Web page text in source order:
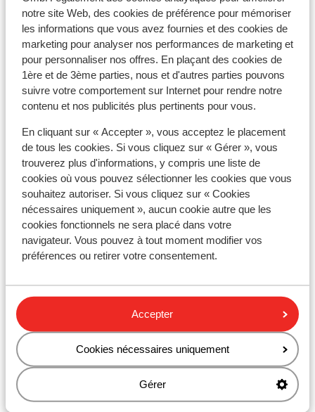
notre site Web, des cookies de préférence pour mémoriser
les informations que vous avez fournies et des cookies de
marketing pour analyser nos performances de marketing et
pour personnaliser nos offres. En plaçant des cookies de
1ère et de 3ème parties, nous et d'autres parties pouvons
suivre votre comportement sur Internet pour rendre notre
contenu et nos publicités plus pertinents pour vous.
En cliquant sur « Accepter », vous acceptez le placement
de tous les cookies. Si vous cliquez sur « Gérer », vous
trouverez plus d'informations, y compris une liste de
cookies où vous pouvez sélectionner les cookies que vous
souhaitez autoriser. Si vous cliquez sur « Cookies
nécessaires uniquement », aucun cookie autre que les
cookies fonctionnels ne sera placé dans votre
navigateur. Vous pouvez à tout moment modifier vos
préférences ou retirer votre consentement.
Accepter
Cookies nécessaires uniquement
Gérer
Forfait remontées mécaniques
Cours de ski
Matériel de ski
Autres hébergements - Monterosa
Residence Maison Fosson
Résidence dei Walser
Gresil Residence
Appartement Ferra
Au Charmant Petit Lac Spa & Park Hôtel